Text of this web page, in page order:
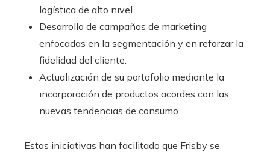
logística de alto nivel.
Desarrollo de campañas de marketing
enfocadas en la segmentación y en reforzar la
fidelidad del cliente.
Actualización de su portafolio mediante la
incorporación de productos acordes con las
nuevas tendencias de consumo.
Estas iniciativas han facilitado que Frisby se